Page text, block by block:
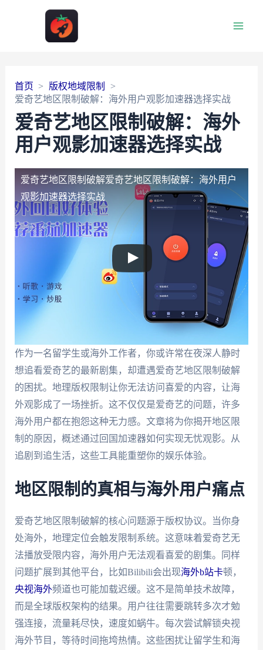
首页
版权地域限制
爱奇艺地区限制破解：海外用户观影加速器选择实战
爱奇艺地区限制破解：海外
用户观影加速器选择实战
爱奇艺地区限制破解爱奇艺地区限制破解：海外用户
观影加速器选择实战
作为一名留学生或海外工作者，你或许常在夜深人静时
想追看爱奇艺的最新剧集，却遭遇爱奇艺地区限制破解
的困扰。地理版权限制让你无法访问喜爱的内容，让海
外观影成了一场挫折。这不仅仅是爱奇艺的问题，许多
海外用户都在抱怨这种无力感。文章将为你揭开地区限
制的原因，概述通过回国加速器如何实现无忧观影。从
追剧到追生活，这些工具能重塑你的娱乐体验。
地区限制的真相与海外用户痛点
爱奇艺地区限制破解的核心问题源于版权协议。当你身
处海外，地理定位会触发限制系统。这意味着爱奇艺无
法播放受限内容，海外用户无法观看喜爱的剧集。同样
问题扩展到其他平台，比如Bilibili会出现海外b站卡顿，
央视海外频道也可能加载迟缓。这不是简单技术故障，
而是全球版权架构的结果。用户往往需要跳转多次才勉
强连接，流量耗尽快，速度如蜗牛。每次尝试解锁央视
海外节目，等待时间拖垮热情。这些困扰让留学生和海